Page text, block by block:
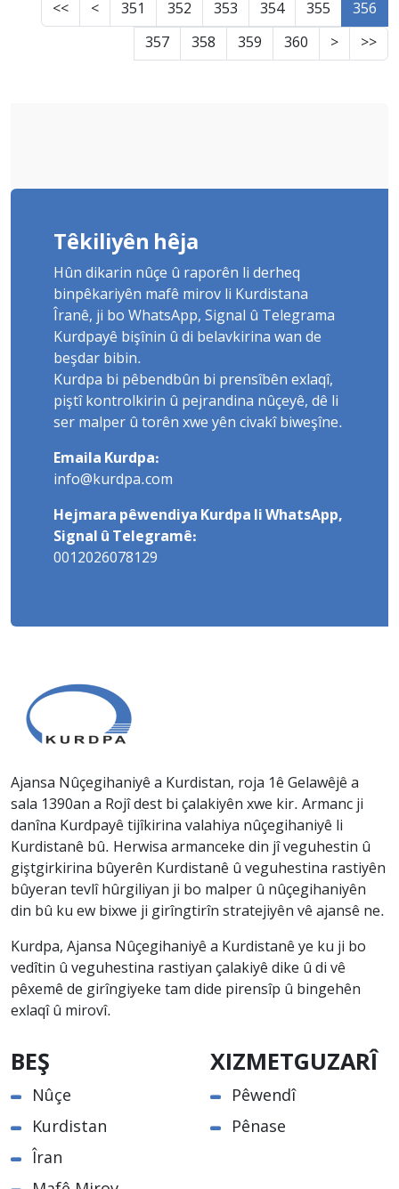
<< < 351 352 353 354 355
356
357
358 359 360 > >>
Têkiliyên hêja
Hûn dikarin nûçe û raporên li derheq
binpêkariyên mafê mirov li Kurdistana
Îranê, ji bo WhatsApp, Signal û Telegrama
Kurdpayê bişînin û di belavkirina wan de
beşdar bibin.
Kurdpa bi pêbendbûn bi prensîbên exlaqî,
piştî kontrolkirin û pejrandina nûçeyê, dê li
ser malper û torên xwe yên civakî biweşîne.
Emaila Kurdpa:
info@kurdpa.com
Hejmara pêwendiya Kurdpa li WhatsApp,
Signal û Telegramê:
0012026078129
Ajansa Nûçegihaniyê a Kurdistan, roja 1ê Gelawêjê a
sala 1390an a Rojî dest bi çalakiyên xwe kir. Armanc ji
danîna Kurdpayê tijîkirina valahiya nûçegihaniyê li
Kurdistanê bû. Herwisa armanceke din jî veguhestin û
giştgirkirina bûyerên Kurdistanê û veguhestina rastiyên
bûyeran tevlî hûrgiliyan ji bo malper û nûçegihaniyên
din bû ku ew bixwe ji girîngtirîn stratejiyên vê ajansê ne.
Kurdpa, Ajansa Nûçegihaniyê a Kurdistanê ye ku ji bo
vedîtin û veguhestina rastiyan çalakiyê dike û di vê
pêxemê de girîngiyeke tam dide pirensîp û bingehên
exlaqî û mirovî.
BEŞ
Nûçe
Kurdistan
Îran
XIZMETGUZARÎ
Pêwendî
Pênase